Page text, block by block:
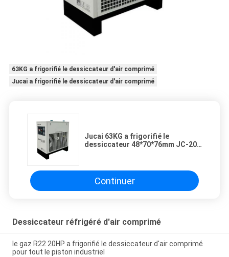
63KG a frigorifié le dessiccateur d'air comprimé
Jucai a frigorifié le dessiccateur d'air comprimé
Jucai 63KG a frigorifié le
dessiccateur 48*70*76mm JC-20A
Continuer
Dessiccateur réfrigéré d'air comprimé
le gaz R22 20HP a frigorifié le dessiccateur d'air comprimé
pour tout le piston industriel